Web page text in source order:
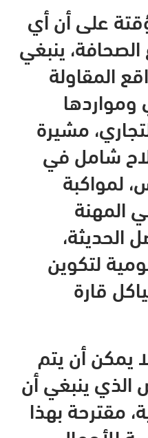
على أن أي
ينبغي
المقاولة
مشيرة
شامل في
لمواكبة
المهنة
الحديثة،
لتكوين
قارة
يمكن أن يتم
الذي ينبغي أن
مقترحة بهذا